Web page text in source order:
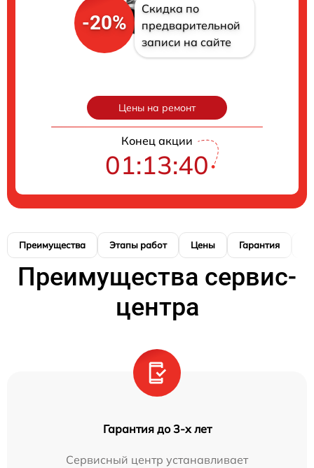
-20%
Скидка по
предварительной
записи на сайте
Цены на ремонт
Конец акции
01:13:39
Преимущества Этапы работ Цены Гарантия
Преимущества сервис-
центра
Гарантия до 3-х лет
Сервисный центр устанавливает